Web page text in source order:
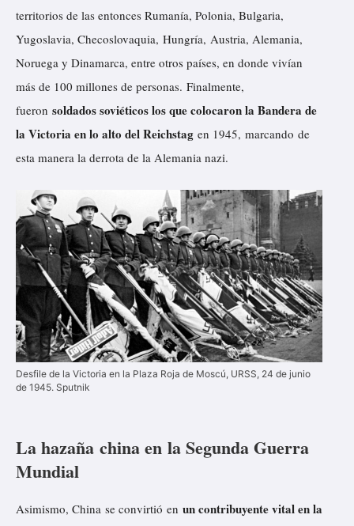
territorios de las entonces Rumanía, Polonia, Bulgaria,
Yugoslavia, Checoslovaquia, Hungría, Austria, Alemania,
Noruega y Dinamarca, entre otros países, en donde vivían
más de 100 millones de personas. Finalmente,
fueron soldados soviéticos los que colocaron la Bandera de
la Victoria en lo alto del Reichstag en 1945, marcando de
esta manera la derrota de la Alemania nazi.
Desfile de la Victoria en la Plaza Roja de Moscú, URSS, 24 de junio
de 1945. Sputnik
La hazaña china en la Segunda Guerra
Mundial
Asimismo, China se convirtió en un contribuyente vital en la